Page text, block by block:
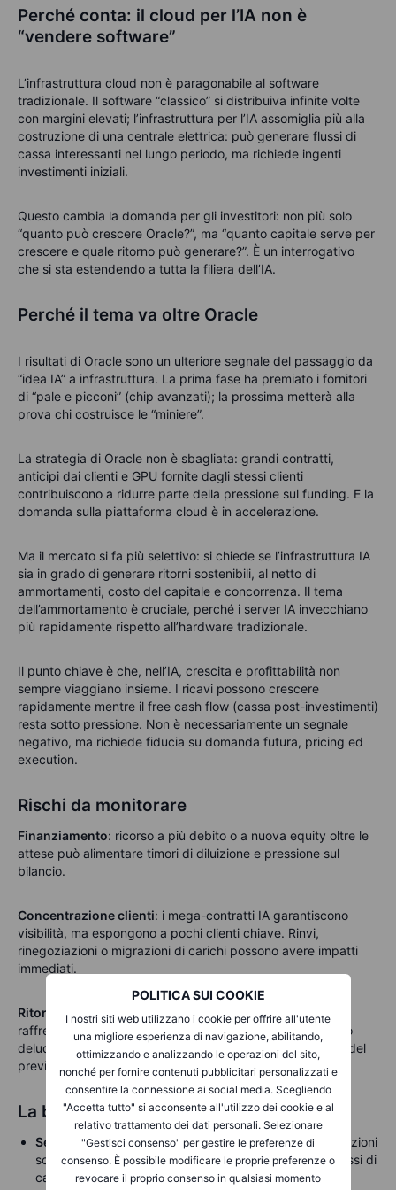
POLITICA SUI COOKIE
I nostri siti web utilizzano i cookie per offrire all'utente
una migliore esperienza di navigazione, abilitando,
ottimizzando e analizzando le operazioni del sito,
nonché per fornire contenuti pubblicitari personalizzati e
consentire la connessione ai social media. Scegliendo
"Accetta tutto" si acconsente all'utilizzo dei cookie e al
relativo trattamento dei dati personali. Selezionare
"Gestisci consenso" per gestire le preferenze di
consenso. È possibile modificare le proprie preferenze o
revocare il proprio consenso in qualsiasi momento
Perché conta: il cloud per l’IA non è
“vendere software”
L’infrastruttura cloud non è paragonabile al software
tradizionale. Il software “classico” si distribuiva infinite volte
con margini elevati; l’infrastruttura per l’IA assomiglia più alla
costruzione di una centrale elettrica: può generare flussi di
cassa interessanti nel lungo periodo, ma richiede ingenti
investimenti iniziali.
Questo cambia la domanda per gli investitori: non più solo
“quanto può crescere Oracle?”, ma “quanto capitale serve per
crescere e quale ritorno può generare?”. È un interrogativo
che si sta estendendo a tutta la filiera dell’IA.
Perché il tema va oltre Oracle
I risultati di Oracle sono un ulteriore segnale del passaggio da
“idea IA” a infrastruttura. La prima fase ha premiato i fornitori
di “pale e picconi” (chip avanzati); la prossima metterà alla
prova chi costruisce le “miniere”.
La strategia di Oracle non è sbagliata: grandi contratti,
anticipi dai clienti e GPU fornite dagli stessi clienti
contribuiscono a ridurre parte della pressione sul funding. E la
domanda sulla piattaforma cloud è in accelerazione.
Ma il mercato si fa più selettivo: si chiede se l’infrastruttura IA
sia in grado di generare ritorni sostenibili, al netto di
ammortamenti, costo del capitale e concorrenza. Il tema
dell’ammortamento è cruciale, perché i server IA invecchiano
più rapidamente rispetto all’hardware tradizionale.
Il punto chiave è che, nell’IA, crescita e profittabilità non
sempre viaggiano insieme. I ricavi possono crescere
rapidamente mentre il free cash flow (cassa post-investimenti)
resta sotto pressione. Non è necessariamente un segnale
negativo, ma richiede fiducia su domanda futura, pricing ed
execution.
Rischi da monitorare
Finanziamento: ricorso a più debito o a nuova equity oltre le
attese può alimentare timori di diluizione e pressione sul
bilancio.
Concentrazione clienti: i mega-contratti IA garantiscono
visibilità, ma espongono a pochi clienti chiave. Rinvi,
rinegoziazioni o migrazioni di carichi possono avere impatti
immediati.
Ritorni : i
data centre richiedono terreni, energia,
raffreddamento, chip e tempo. Se prezzi o tassi di utilizzo
deludono, o se i chip diventano obsoleti più rapidamente del
previsto, i ritorni futuri si comprimono.
La bussola per gli investitori
Separare domanda ed economia dell’attività:prenotazioni
solide sono importanti, ma il valore lo determinano i flussi di
cassa.